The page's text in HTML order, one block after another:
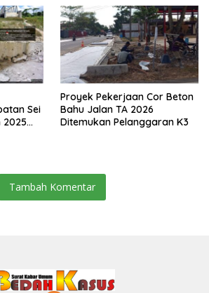
Sei
2025
Proyek Pekerjaan Cor Beton
Bahu Jalan TA 2026
Ditemukan Pelanggaran K3
Tambah Komentar